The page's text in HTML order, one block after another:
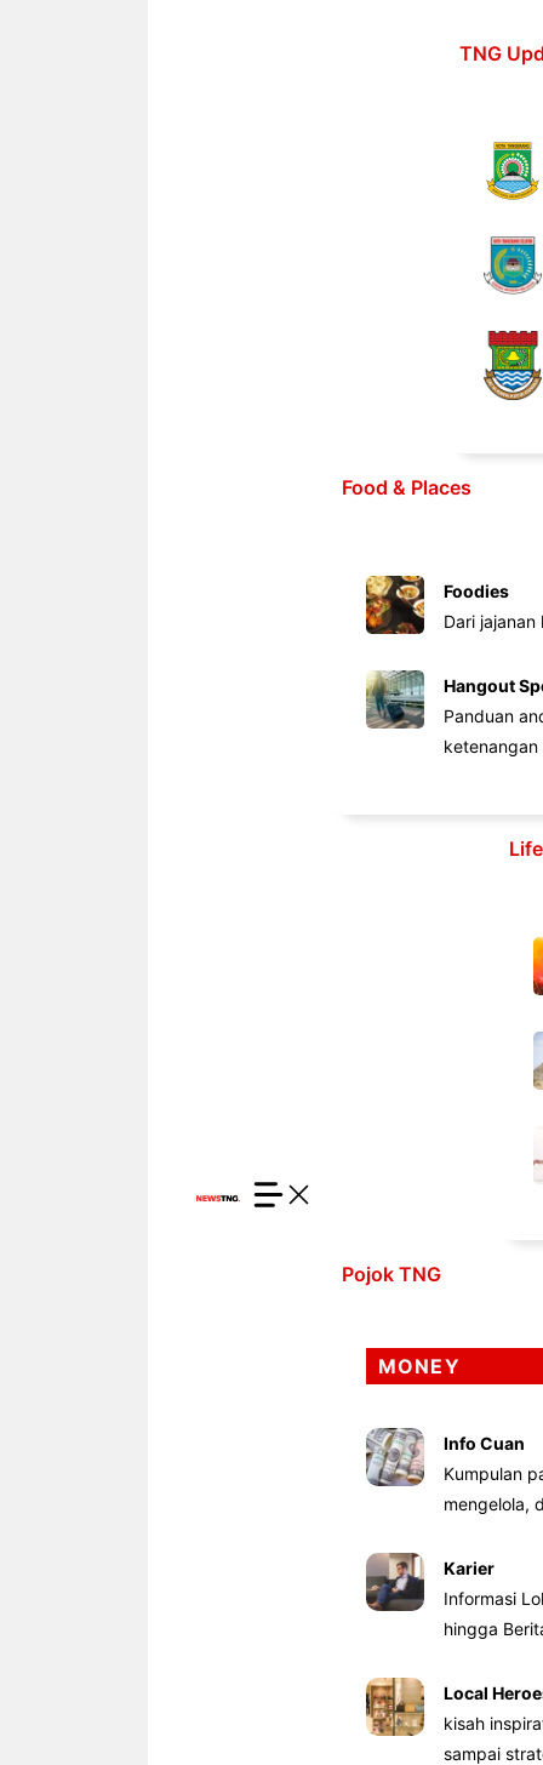
TNG
Food & Places
Foodies
Dari
Hangout
Panduan
ketenangan
Pojok TNG
MONEY
Info Cuan
Kumpulan
mengelola,
Karier
Informasi
hingga
Local
kisah
sampai